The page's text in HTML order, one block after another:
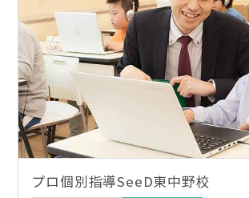
プロ個別指導SeeD東中野校